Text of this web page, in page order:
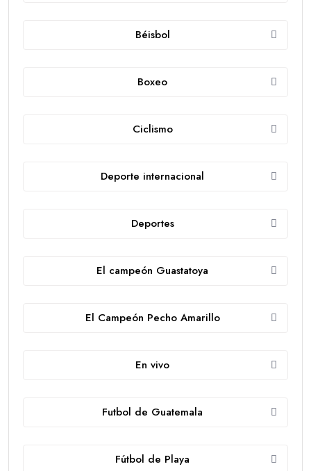
Béisbol
Boxeo
Ciclismo
Deporte internacional
Deportes
El campeón Guastatoya
El Campeón Pecho Amarillo
En vivo
Futbol de Guatemala
Fútbol de Playa